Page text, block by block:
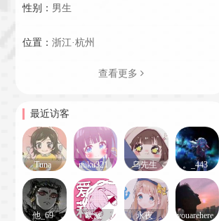
性别： 男生
位置： 浙江·杭州
查看更多
最近访客
Tuna miku321 乌先生 。_443
他_69 欧派 永夜 youarehere